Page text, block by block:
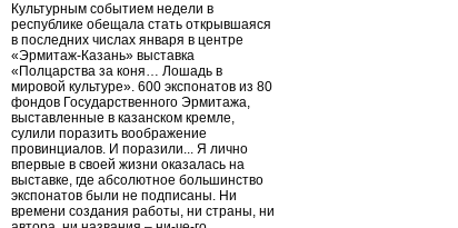
Культурным событием недели в
республике обещала стать открывшаяся
в последних числах января в центре
«Эрмитаж-Казань» выставка
«Полцарства за коня… Лошадь в
мировой культуре». 600 экспонатов из 80
фондов Государственного Эрмитажа,
выставленные в казанском кремле,
сулили поразить воображение
провинциалов. И поразили... Я лично
впервые в своей жизни оказалась на
выставке, где абсолютное большинство
экспонатов были не подписаны. Ни
времени создания работы, ни страны, ни